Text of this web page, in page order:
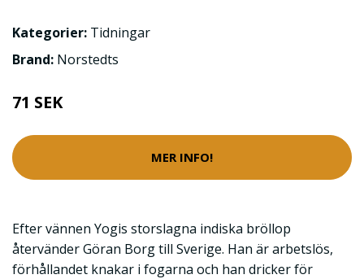
Kategorier: Tidningar
Brand: Norstedts
71 SEK
MER INFO!
Efter vännen Yogis storslagna indiska bröllop
återvänder Göran Borg till Sverige. Han är arbetslös,
förhållandet knakar i fogarna och han dricker för